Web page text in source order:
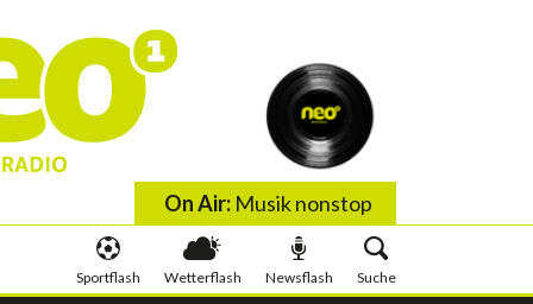
On Air:Musik nonstop
Sportflash Wetterflash Newsflash Suche